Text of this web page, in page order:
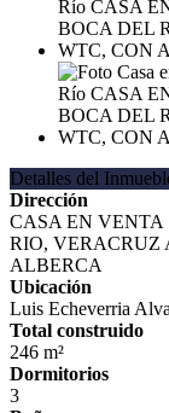
Detalles del
Dirección
CASA EN VENTA
RIO, VERACRUZ
ALBERCA
Ubicación
Luis Echeverria
Total construido
246 m²
Dormitorios
3